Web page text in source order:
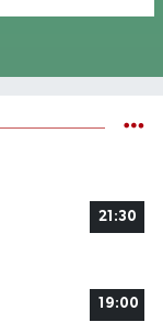
21:30
19:00